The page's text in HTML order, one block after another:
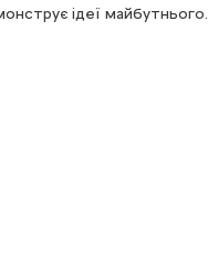
ідеї майбутнього.